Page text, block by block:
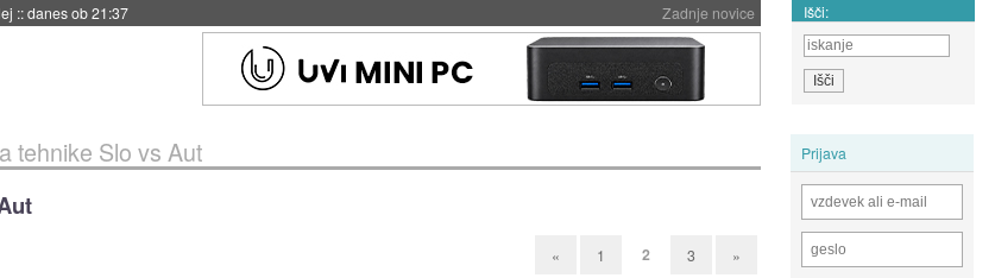
Zadnje novice
::danes ob 21:23 Išči:
Prijava
tehnike Slo vs Aut
« 1 2 3 »